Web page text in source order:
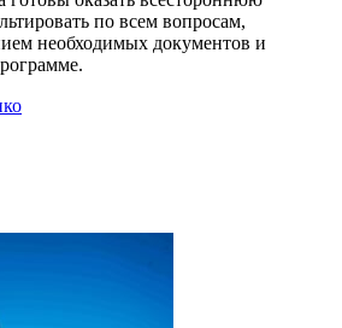
по всем вопросам,
необходимых документов и